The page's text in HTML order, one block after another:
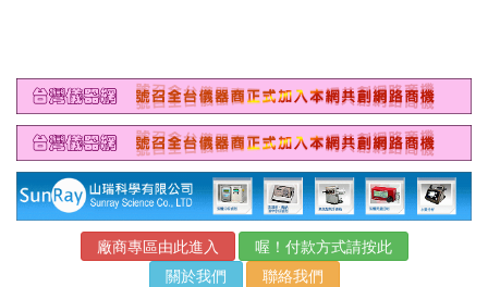
廠商專區由此進入
喔！付款方式請按此
關於我們
聯絡我們